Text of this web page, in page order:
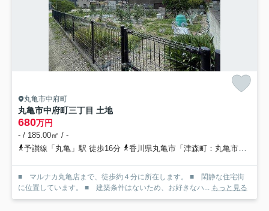
丸亀市中府町
丸亀市中府町三丁目 土地
680万円
- / 185.00㎡ / -
予讃線「丸亀」駅 徒歩16分
香川県丸亀市「津森町：丸亀市コミュニティバス」バス停下車 徒歩6分
■ マルナカ丸亀店まで、徒歩約４分に所在します。 ■ 閑静な住宅街
に位置しています。 ■ 建築条件はないため、お好きなハ...
もっと見る